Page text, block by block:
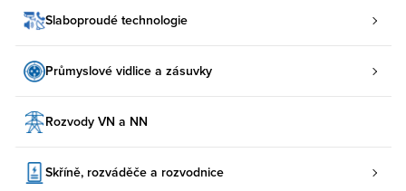
Slaboproudé technologie
Průmyslové vidlice a zásuvky
Rozvody VN a NN
Skříně, rozváděče a rozvodnice